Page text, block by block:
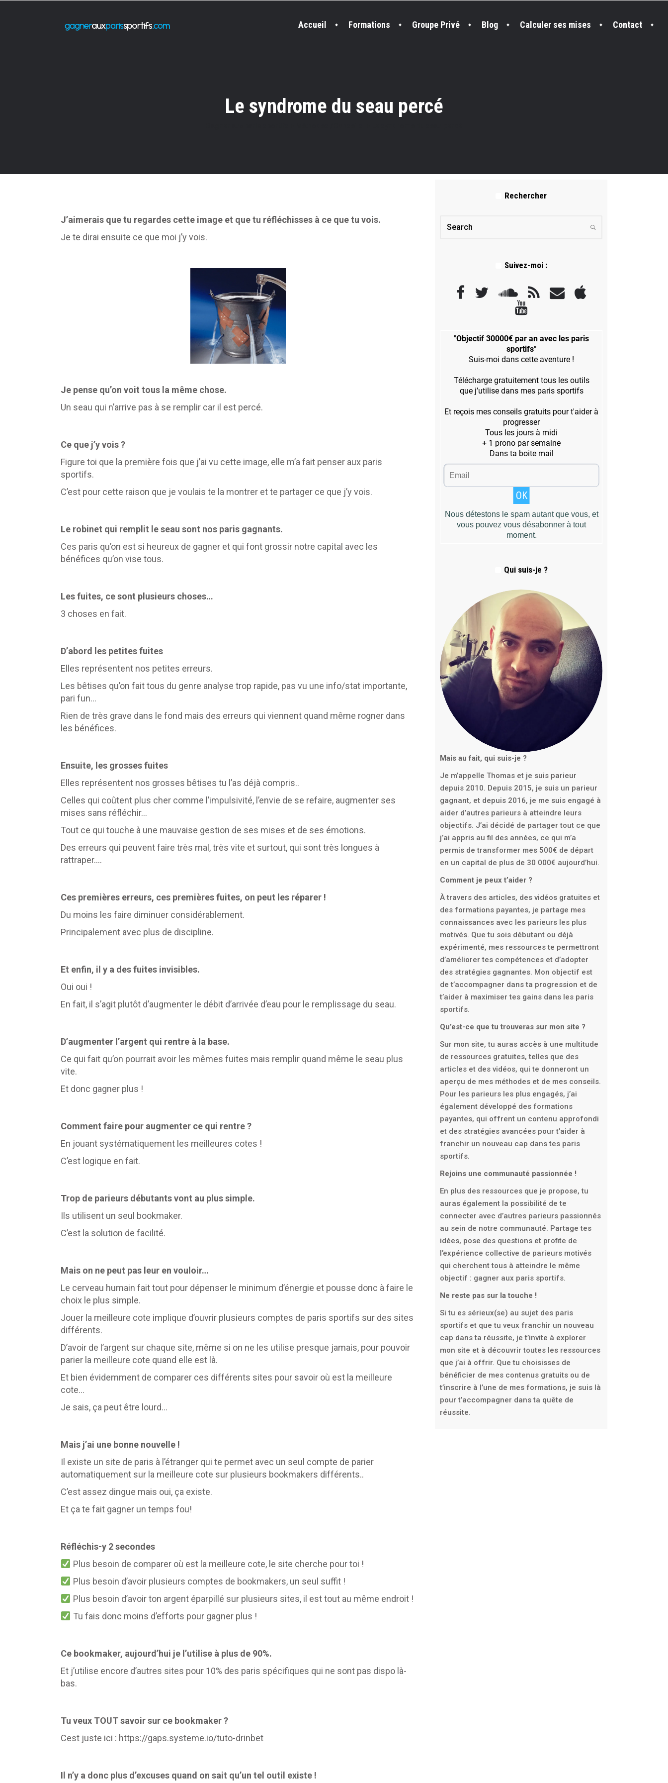
Accueil Formations Groupe Privé Blog Calculer ses mises Contact
Le syndrome du seau percé
J’aimerais que tu regardes cette image et que tu réfléchisses à ce que tu vois.
Je te dirai ensuite ce que moi j’y vois.
Je pense qu’on voit tous la même chose.
Un seau qui n’arrive pas à se remplir car il est percé.
Ce que j’y vois ?
Figure toi que la première fois que j’ai vu cette image, elle m’a fait penser aux paris
sportifs.
C’est pour cette raison que je voulais te la montrer et te partager ce que j’y vois.
Le robinet qui remplit le seau sont nos paris gagnants.
Ces paris qu’on est si heureux de gagner et qui font grossir notre capital avec les
bénéfices qu’on vise tous.
Les fuites, ce sont plusieurs choses…
3 choses en fait.
D’abord les petites fuites
Elles représentent nos petites erreurs.
Les bêtises qu’on fait tous du genre analyse trop rapide, pas vu une info/stat importante,
pari fun…
Rien de très grave dans le fond mais des erreurs qui viennent quand même rogner dans
les bénéfices.
Ensuite, les grosses fuites
Elles représentent nos grosses bêtises tu l’as déjà compris..
Celles qui coûtent plus cher comme l’impulsivité, l’envie de se refaire, augmenter ses
mises sans réfléchir…
Tout ce qui touche à une mauvaise gestion de ses mises et de ses émotions.
Des erreurs qui peuvent faire très mal, très vite et surtout, qui sont très longues à
rattraper….
Ces premières erreurs, ces premières fuites, on peut les réparer !
Du moins les faire diminuer considérablement.
Principalement avec plus de discipline.
Et enfin, il y a des fuites invisibles.
Oui oui !
En fait, il s’agit plutôt d’augmenter le débit d’arrivée d’eau pour le remplissage du seau.
D’augmenter l’argent qui rentre à la base.
Ce qui fait qu’on pourrait avoir les mêmes fuites mais remplir quand même le seau plus
vite.
Et donc gagner plus !
Comment faire pour augmenter ce qui rentre ?
En jouant systématiquement les meilleures cotes !
C’est logique en fait.
Trop de parieurs débutants vont au plus simple.
Ils utilisent un seul bookmaker.
C’est la solution de facilité.
Mais on ne peut pas leur en vouloir…
Le cerveau humain fait tout pour dépenser le minimum d’énergie et pousse donc à faire le
choix le plus simple.
Jouer la meilleure cote implique d’ouvrir plusieurs comptes de paris sportifs sur des sites
différents.
D’avoir de l’argent sur chaque site, même si on ne les utilise presque jamais, pour pouvoir
parier la meilleure cote quand elle est là.
Et bien évidemment de comparer ces différents sites pour savoir où est la meilleure
cote…
Je sais, ça peut être lourd…
Mais j’ai une bonne nouvelle !
Il existe un site de paris à l’étranger qui te permet avec un seul compte de parier
automatiquement sur la meilleure cote sur plusieurs bookmakers différents..
C’est assez dingue mais oui, ça existe.
Et ça te fait gagner un temps fou!
Réfléchis-y 2 secondes
Plus besoin de comparer où est la meilleure cote, le site cherche pour toi !
Plus besoin d’avoir plusieurs comptes de bookmakers, un seul suffit !
Plus besoin d’avoir ton argent éparpillé sur plusieurs sites, il est tout au même endroit !
Tu fais donc moins d’efforts pour gagner plus !
Ce bookmaker, aujourd’hui je l’utilise à plus de 90%.
Et j’utilise encore d’autres sites pour 10% des paris spécifiques qui ne sont pas dispo là-
bas.
Tu veux TOUT savoir sur ce bookmaker ?
Cest juste ici : https://gaps.systeme.io/tuto-drinbet
Il n’y a donc plus d’excuses quand on sait qu’un tel outil existe !
Rechercher
Suivez-moi :
Qui suis-je ?
Mais au fait, qui suis-je ?
Je m’appelle Thomas et je suis parieur
depuis 2010. Depuis 2015, je suis un parieur
gagnant, et depuis 2016, je me suis engagé à
aider d’autres parieurs à atteindre leurs
objectifs. J’ai décidé de partager tout ce que
j’ai appris au fil des années, ce qui m’a
permis de transformer mes 500€ de départ
en un capital de plus de 30 000€ aujourd’hui.
Comment je peux t’aider ?
À travers des articles, des vidéos gratuites et
des formations payantes, je partage mes
connaissances avec les parieurs les plus
motivés. Que tu sois débutant ou déjà
expérimenté, mes ressources te permettront
d’améliorer tes compétences et d’adopter
des stratégies gagnantes. Mon objectif est
de t’accompagner dans ta progression et de
t’aider à maximiser tes gains dans les paris
sportifs.
Qu’est-ce que tu trouveras sur mon site ?
Sur mon site, tu auras accès à une multitude
de ressources gratuites, telles que des
articles et des vidéos, qui te donneront un
aperçu de mes méthodes et de mes conseils.
Pour les parieurs les plus engagés, j’ai
également développé des formations
payantes, qui offrent un contenu approfondi
et des stratégies avancées pour t’aider à
franchir un nouveau cap dans tes paris
sportifs.
Rejoins une communauté passionnée !
En plus des ressources que je propose, tu
auras également la possibilité de te
connecter avec d’autres parieurs passionnés
au sein de notre communauté. Partage tes
idées, pose des questions et profite de
l’expérience collective de parieurs motivés
qui cherchent tous à atteindre le même
objectif : gagner aux paris sportifs.
Ne reste pas sur la touche !
Si tu es sérieux(se) au sujet des paris
sportifs et que tu veux franchir un nouveau
cap dans ta réussite, je t’invite à explorer
mon site et à découvrir toutes les ressources
que j’ai à offrir. Que tu choisisses de
bénéficier de mes contenus gratuits ou de
t’inscrire à l’une de mes formations, je suis là
pour t’accompagner dans ta quête de
réussite.